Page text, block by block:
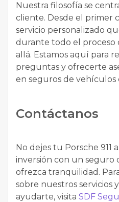
Nuestra filosofía se
cliente. Desde el primer
servicio personalizado
durante todo el proceso
allá. Estamos aquí para
preguntas y ofrecerte
en seguros de vehículos
Contáctanos
No dejes tu Porsche 911
inversión con un seguro
ofrezca tranquilidad.
sobre nuestros servicios
ayudarte, visita SDF